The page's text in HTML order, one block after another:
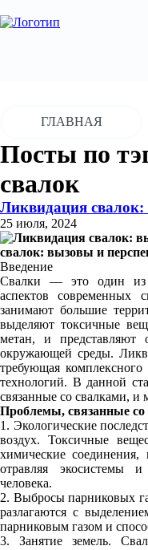
ГЛАВНАЯ
Посты по
свалок
Ликвидация
25 июля, 2024
свалок: вызовы и
Введение
Свалки — это один из
аспектов современных
занимают большие
выделяют токсичные
метан, и представляют
окружающей среды.
требующая
технологий. В данной
связанные со свалками,
Проблемы, связанные со
1. Экологические
воздух. Токсичные
химические
отравляя экосистемы
человека.
2. Выбросы парниковых
разлагаются с
парниковым газом и
3. Занятие земель.